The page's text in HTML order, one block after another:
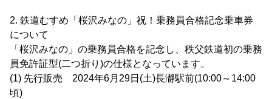
2. 鉄道むすめ「桜沢みなの」祝！乗務員合格記念乗車券
について
「桜沢みなの」の乗務員合格を記念し、秩父鉄道初の乗務
員免許証型(二つ折り)の仕様となっています。
(1) 先行販売 2024年6月29日(土)長瀞駅前(10:00～14:00
頃)